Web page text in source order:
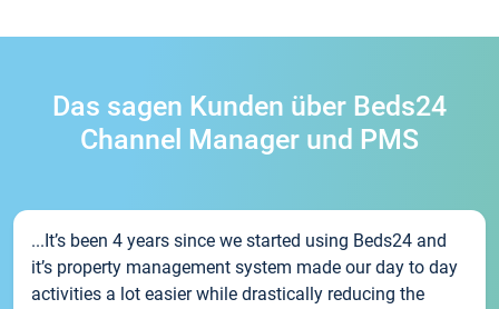
Das sagen Kunden über Beds24
Channel Manager und PMS
...It’s been 4 years since we started using Beds24 and
it’s property management system made our day to day
activities a lot easier while drastically reducing the